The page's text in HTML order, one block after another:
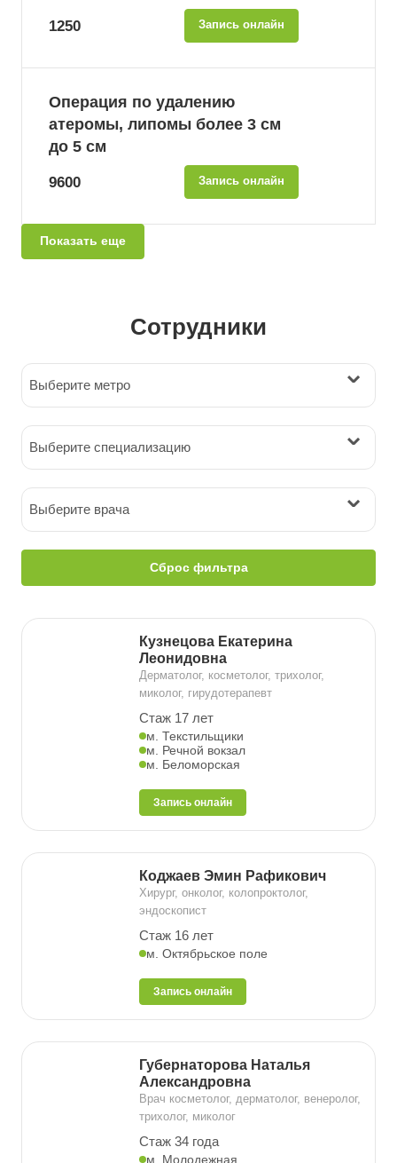
1250 Запись онлайн
Операция по удалению
атеромы, липомы более 3 см
до 5 см
9600 Запись онлайн
Показать еще
Сотрудники
Выберите метро
Выберите специализацию
Выберите врача
Сброс фильтра
Кузнецова Екатерина
Леонидовна
Дерматолог, косметолог, трихолог,
миколог, гирудотерапевт
Стаж 17 лет
м. Текстильщики
м. Речной вокзал
м. Беломорская
Запись онлайн
Коджаев Эмин Рафикович
Хирург, онколог, колопроктолог,
эндоскопист
Стаж 16 лет
м. Октябрьское поле
Запись онлайн
Губернаторова Наталья
Александровна
Врач косметолог, дерматолог, венеролог,
трихолог, миколог
Стаж 34 года
м. Молодежная